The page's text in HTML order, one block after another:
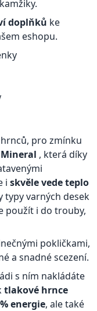
doplňků ke
eshopu.
pro zmínku
, která díky
i skvěle vede teplo
typy varných desek
použít i do trouby,
pokličkami,
a snadné scezení.
s ním nakládáte
tlakové hrnce
energie, ale také